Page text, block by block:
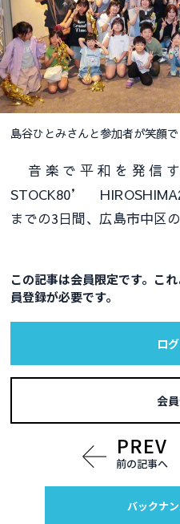
島谷ひとみさんと参加者が笑顔
音楽で平和を発信
STOCK80’
までの3日間、広島市中区
この記事は会員限定です。こ
員登録が必要です。
ロ
会
前の記事へ
バックナ